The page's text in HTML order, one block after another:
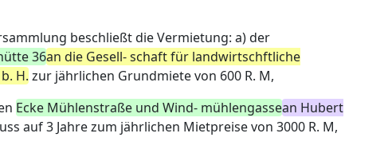
beschließt die Vermietung: a) der
36an die Gesell- schaft für landwirtschftliche
H. zur jährlichen Grundmiete von 600 R. M,
Ecke Mühlenstraße und Wind- mühlengassean Hubert
auf 3 Jahre zum jährlichen Mietpreise von 3000 R. M,